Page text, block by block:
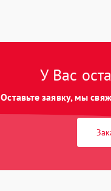
У Вас
Оставьте заявку, мы